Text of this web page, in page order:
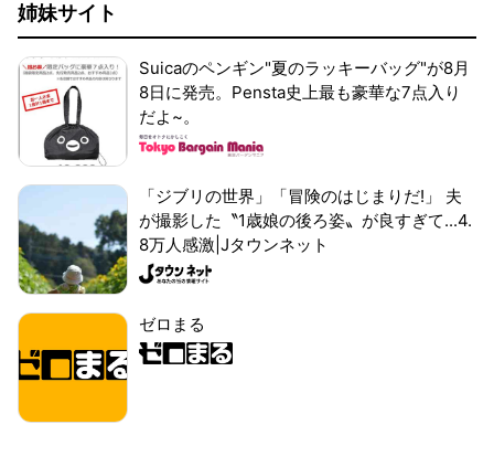
姉妹サイト
Suicaのペンギン"夏のラッキーバッグ"が8月
8日に発売。Pensta史上最も豪華な7点入り
だよ~。
「ジブリの世界」「冒険のはじまりだ!」 夫
が撮影した〝1歳娘の後ろ姿〟が良すぎて...4.
8万人感激|Jタウンネット
ゼロまる